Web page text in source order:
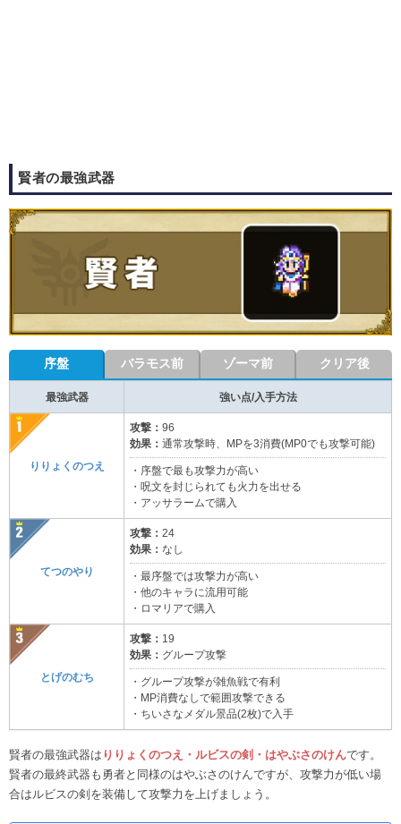
賢者の最強武器
序盤 バラモス前 ゾーマ前 クリア後
最強武器 強い点/入手方法
りりょくのつえ
攻撃： 96
効果： 通常攻撃時、MPを3消費(MP0でも攻撃可能)
・序盤で最も攻撃力が高い
・呪文を封じられても火力を出せる
・アッサラームで購入
てつのやり
攻撃： 24
効果： なし
・最序盤では攻撃力が高い
・他のキャラに流用可能
・ロマリアで購入
とげのむち
攻撃： 19
効果： グループ攻撃
・グループ攻撃が雑魚戦で有利
・MP消費なしで範囲攻撃できる
・ちいさなメダル景品(2枚)で入手
賢者の最強武器は りりょくのつえ・ルビスの剣・はやぶさのけんです。
賢者の最終武器も勇者と同様のはやぶさのけんですが、攻撃力が低い場
合はルビスの剣を装備して攻撃力を上げましょう。